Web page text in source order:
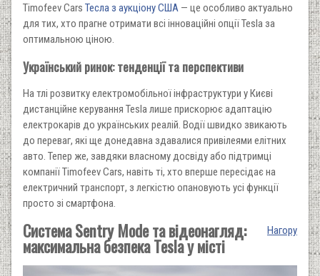
Timofeev Cars Тесла з аукціону США — це особливо актуально
для тих, хто прагне отримати всі інноваційні опції Tesla за
оптимальною ціною.
Український ринок: тенденції та перспективи
На тлі розвитку електромобільної інфраструктури у Києві
дистанційне керування Tesla лише прискорює адаптацію
електрокарів до українських реалій. Водії швидко звикають
до переваг, які ще донедавна здавалися привілеями елітних
авто. Тепер же, завдяки власному досвіду або підтримці
компанії Timofeev Cars, навіть ті, хто вперше пересідає на
електричний транспорт, з легкістю опановують усі функції
просто зі смартфона.
Нагору
Система Sentry Mode та відеонагляд:
максимальна безпека Tesla у місті